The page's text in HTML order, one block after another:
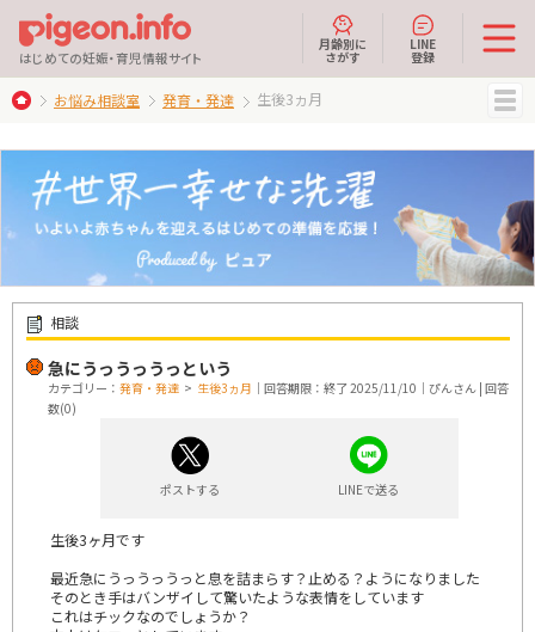
はじめての妊娠・育児情報サイト
月齢別に
さがす
LINE
登録
お悩み相談室 発育・発達 生後3ヵ月
相談
急にうっうっうっという
カテゴリー： 発育・発達 > 生後3ヵ月 ｜回答期限：終了 2025/11/10｜ぴんさん | 回答
数(0)
ポストする LINEで送る
生後3ヶ月です
最近急にうっうっうっと息を詰まらす？止める？ようになりました
そのとき手はバンザイして驚いたような表情をしています
これはチックなのでしょうか？